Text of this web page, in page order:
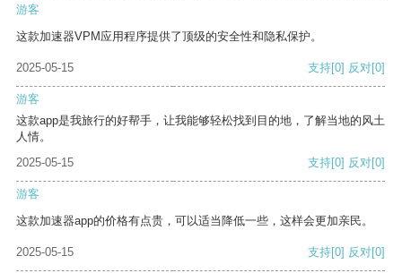
游客
这款加速器VPM应用程序提供了顶级的安全性和隐私保护。
2025-05-15 支持[0] 反对[0]
游客
这款app是我旅行的好帮手，让我能够轻松找到目的地，了解当地的风土
人情。
2025-05-15
支持[0] 反对[0]
游客
这款加速器app的价格有点贵，可以适当降低一些，这样会更加亲民。
2025-05-15 支持[0] 反对[0]